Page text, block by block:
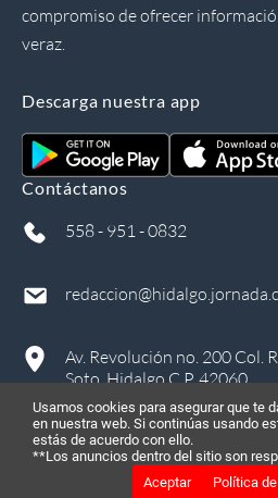
compromiso de ofrecer
veraz.
Descarga nuestra app
Contáctanos
558 - 951 - 0832
Av. Revolución no. 200 Col.
Soto, Hidalgo C.P. 42060
2026, Todos los
Usamos cookies para asegurar que te
en nuestra web. Si continúas usando
estás de acuerdo con ello.
**Los anuncios dentro del sitio son
Aceptar
Política